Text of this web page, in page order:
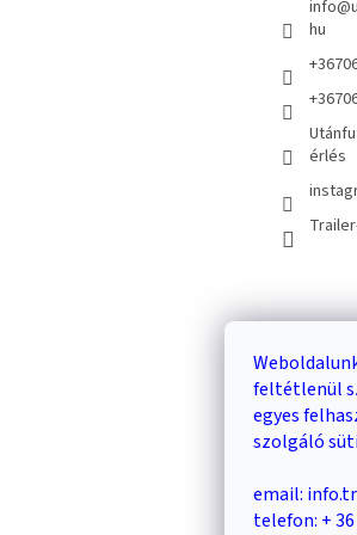
feltétlenül
egyes
szolgáló
email:
telefon: + 36
info@
hu
érlés
0